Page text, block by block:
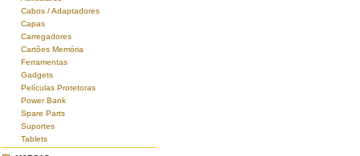
Cabos / Adaptadores
Capas
Carregadores
Cartões Memória
Ferramentas
Gadgets
Películas Protetoras
Power Bank
Spare Parts
Suportes
Tablets